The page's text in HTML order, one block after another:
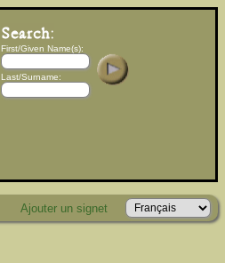
First/Given Name(s):
Last/Surname:
Ajouter un signet